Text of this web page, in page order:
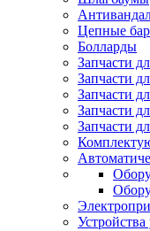
Цепные
Болларды
Запчасти
Запчасти
Запчасти
Запчасти
Запчасти